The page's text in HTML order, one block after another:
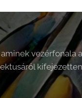
aminek vezérfonala